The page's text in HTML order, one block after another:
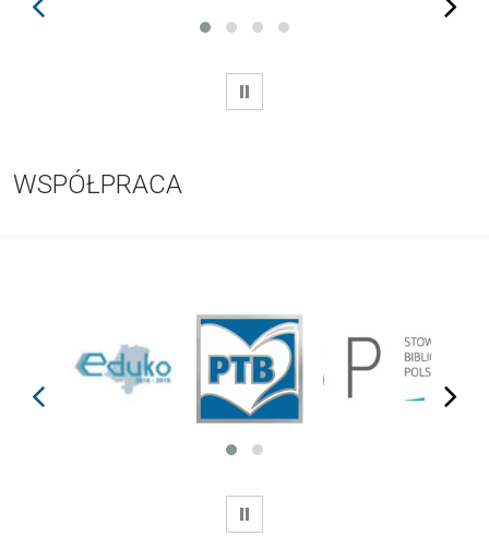
WSTRZYMAJ
WSPÓŁPRACA
prev next
WSTRZYMAJ